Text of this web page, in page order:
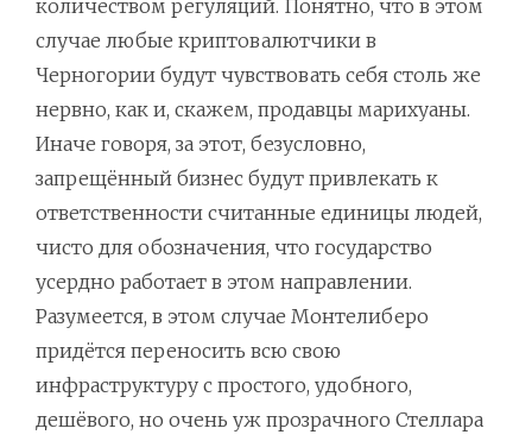
количеством регуляций. Понятно, что в этом
случае любые криптовалютчики в
Черногории будут чувствовать себя столь же
нервно, как и, скажем, продавцы марихуаны.
Иначе говоря, за этот, безусловно,
запрещённый бизнес будут привлекать к
ответственности считанные единицы людей,
чисто для обозначения, что государство
усердно работает в этом направлении.
Разумеется, в этом случае Монтелиберо
придётся переносить всю свою
инфраструктуру с простого, удобного,
дешёвого, но очень уж прозрачного Стеллара